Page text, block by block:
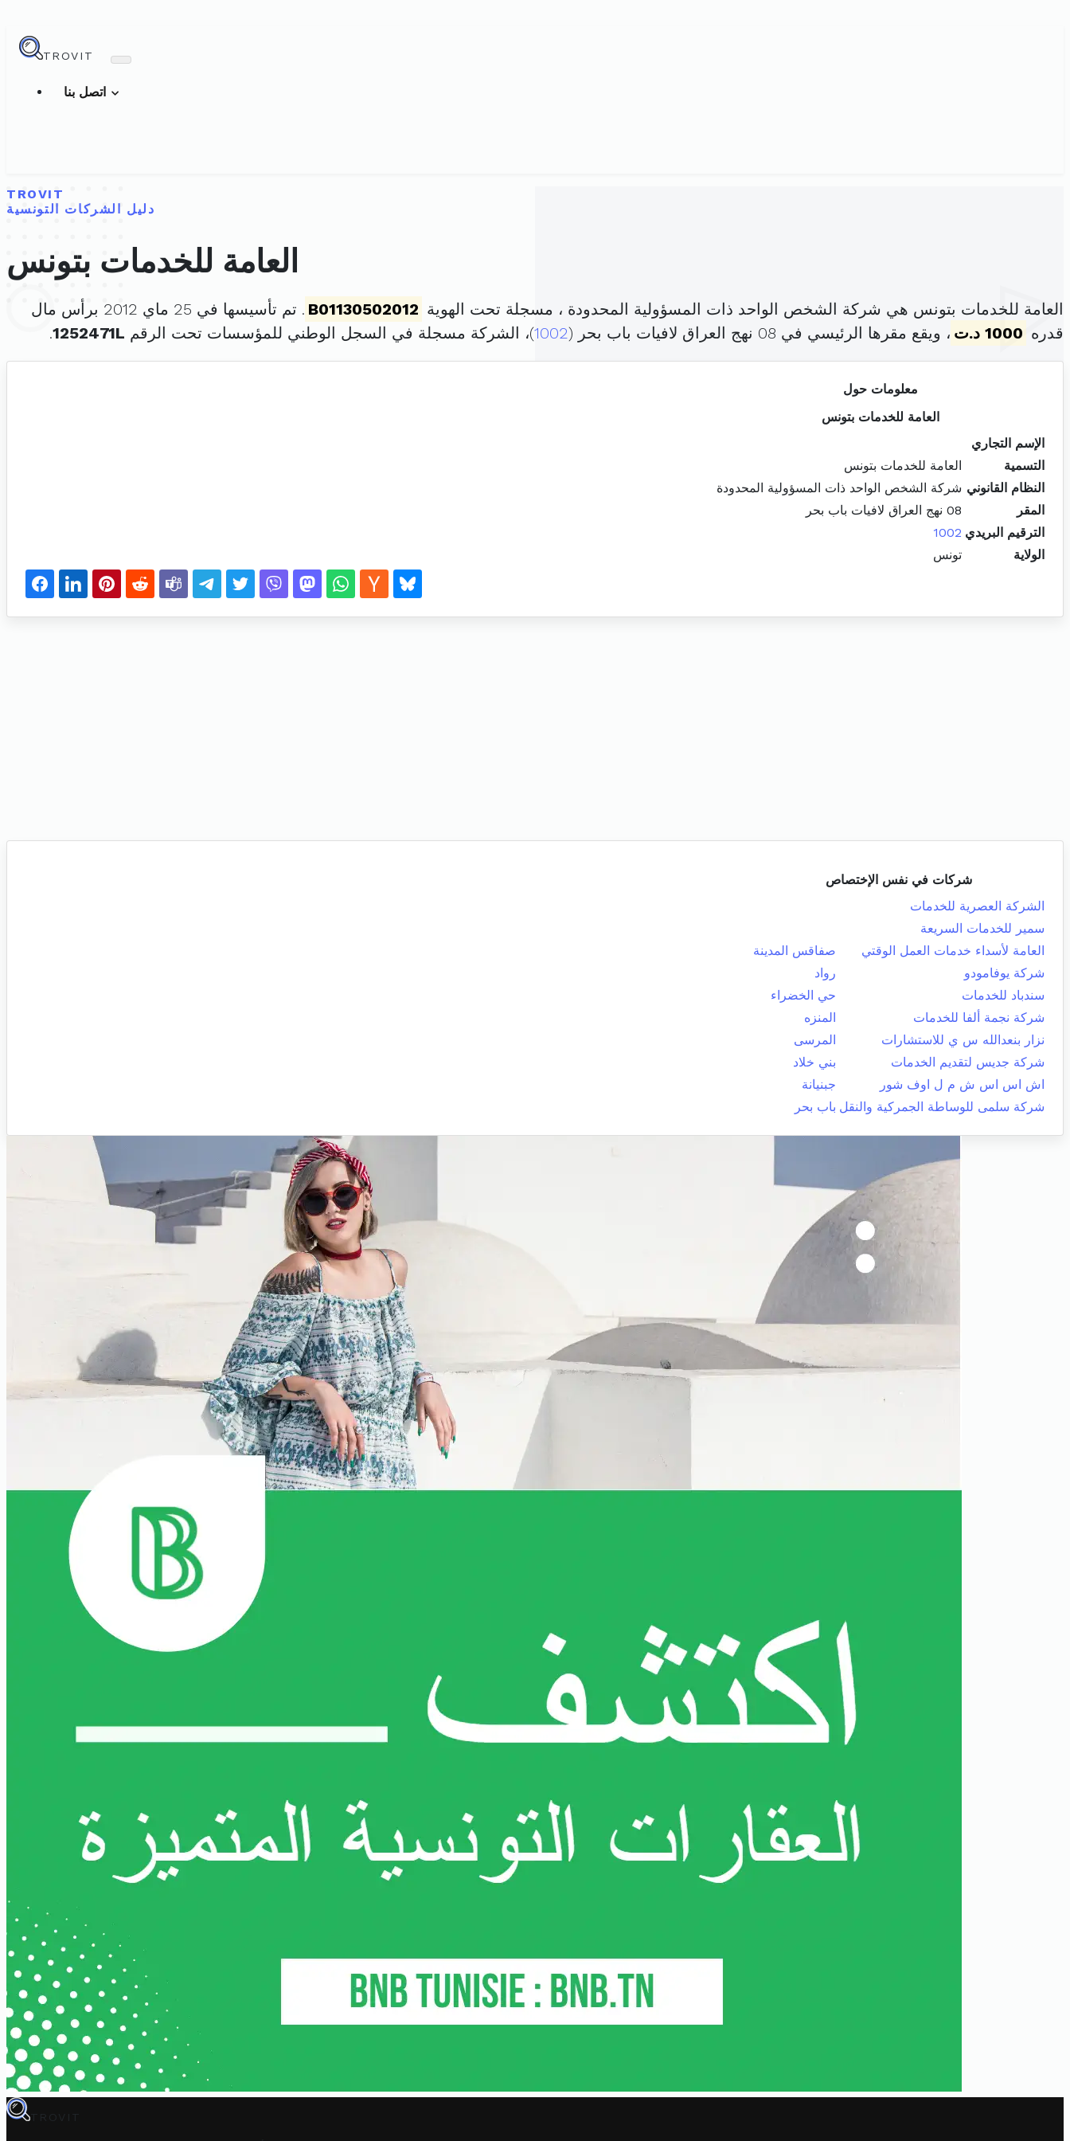
TROVIT
TROVIT
دليل الشركات التونسية
العامة للخدمات بتونس
العامة للخدمات بتونس هي شركة الشخص الواحد ذات المسؤولية المحدودة ، مسجلة تحت الهوية B01130502012
. تم تأسيسها في 25 ماي 2012 برأس مال
قدره 1000 د.ت ، ويقع مقرها الرئيسي في 08 نهج العراق لافيات باب بحر ( 1002)، الشركة مسجلة في السجل الوطني للمؤسسات تحت الرقم 1252471L
.
معلومات حول
العامة للخدمات بتونس
الإسم التجاري
التسمية
العامة للخدمات بتونس
النظام القانوني شركة الشخص الواحد ذات المسؤولية المحدودة
المقر
08 نهج العراق لافيات باب بحر
الترقيم البريدي 1002
الولاية
تونس
شركات في نفس الإختصاص
الشركة العصرية للخدمات
سمير للخدمات السريعة
العامة لأسداء خدمات العمل الوقتي
صفاقس المدينة
شركة يوفامودو
رواد
سندباد للخدمات
حي الخضراء
شركة نجمة ألفا للخدمات
المنزه
نزار بنعدالله س ي للاستشارات
المرسى
شركة جديس لتقديم الخدمات
بني خلاد
اش اس اس ش م ل اوف شور
جبنيانة
شركة سلمى للوساطة الجمركية والنقل باب بحر
TROVIT